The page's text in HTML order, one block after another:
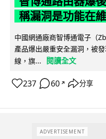
稱漏洞是功能在
中國網通廠商智博通電子（
產品爆出嚴重安全漏洞，被
線，旗...
閱讀全文
237 60 ↗ 分享
ADVERTISEMENT